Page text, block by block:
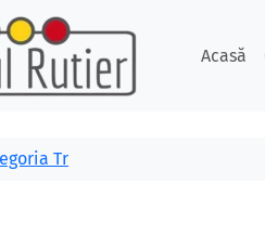
Acasă
Tr